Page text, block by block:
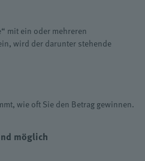
mit ein oder mehreren
wird der darunter stehende
wie oft Sie den Betrag gewinnen.
möglich